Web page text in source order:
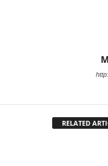
RELATED